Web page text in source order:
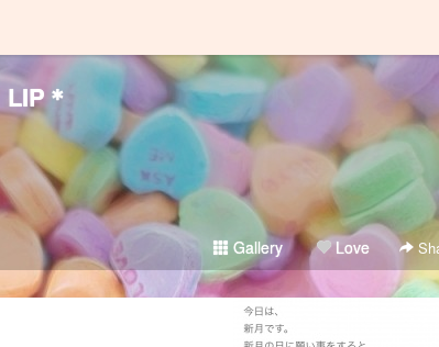
LIP＊
Gallery Love